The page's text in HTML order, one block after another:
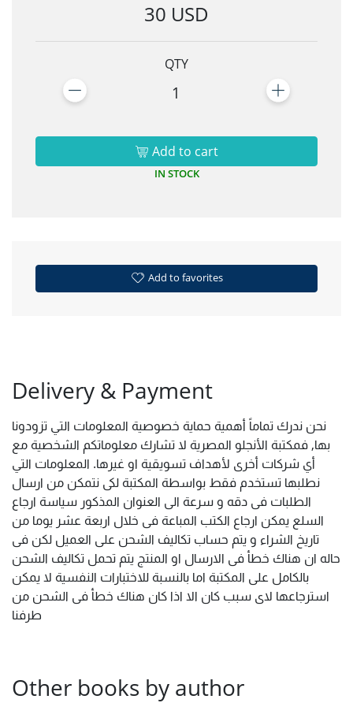
30 USD
QTY
1
Add to cart
IN STOCK
Add to favorites
Delivery & Payment
نحن ندرك تماماً أهمية حماية خصوصية المعلومات التي تزودونا
بها, فمكتبة الأنجلو المصرية لا تشارك معلوماتكم الشخصية مع
أي شركات أخرى لأهداف تسويقية او غيرها. المعلومات التي
نطلبها تستخدم فقط بواسطة المكتبة لكى نتمكن من ارسال
الطلبات فى دقه و سرعة الى العنوان المذكور سياسة ارجاع
السلع يمكن ارجاع الكتب المباعة فى خلال اربعة عشر يوما من
تاريخ الشراء و يتم حساب تكاليف الشحن على العميل لكن فى
حاله ان هناك خطأ فى الارسال او المنتج يتم تحمل تكاليف الشحن
بالكامل على المكتبة اما بالنسبة للاختبارات النفسية لا يمكن
استرجاعها لاى سبب كان الا اذا كان هناك خطأ فى الشحن من
طرفنا
Other books by author